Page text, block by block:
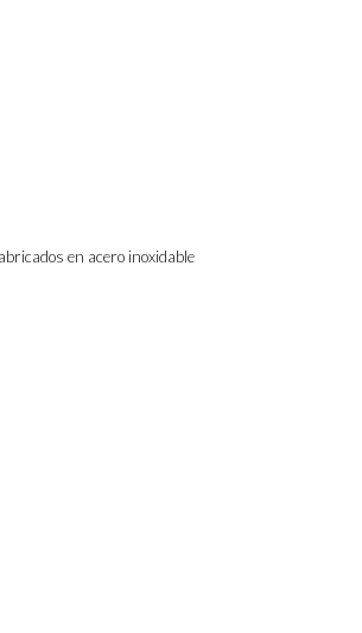
en acero inoxidable